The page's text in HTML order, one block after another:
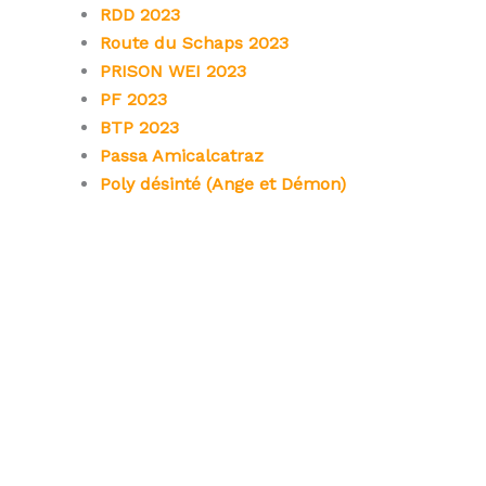
RDD 2023
Route du Schaps 2023
PRISON WEI 2023
PF 2023
BTP 2023
Passa Amicalcatraz
Poly désinté (Ange et Démon)